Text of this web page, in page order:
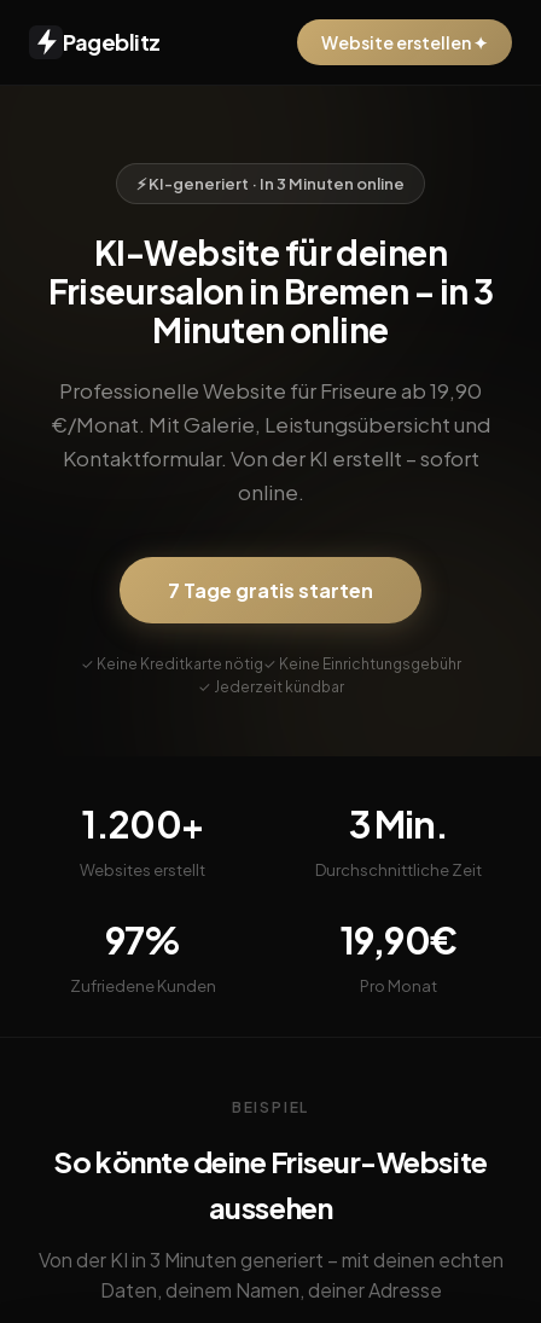
Pageblitz Website erstellen ✦
⚡ KI-generiert · In 3 Minuten online
KI-Website für deinen
Friseursalon in Bremen – in 3
Minuten online
Professionelle Website für Friseure ab 19,90
€/Monat. Mit Galerie, Leistungsübersicht und
Kontaktformular. Von der KI erstellt – sofort
online.
7 Tage gratis starten
✓ Keine Kreditkarte nötig✓ Keine Einrichtungsgebühr
✓ Jederzeit kündbar
1.200+
Websites erstellt
3 Min.
Durchschnittliche Zeit
97%
Zufriedene Kunden
19,90€
Pro Monat
BEISPIEL
So könnte deine Friseur-Website
aussehen
Von der KI in 3 Minuten generiert – mit deinen echten
Daten, deinem Namen, deiner Adresse